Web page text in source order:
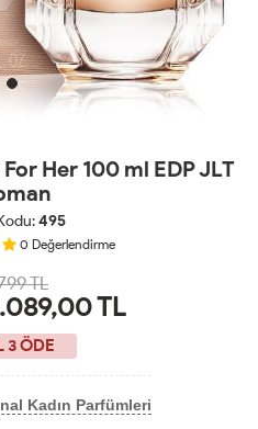
Her 100 ml EDP JLT
495
0 Değerlendirme
TL
TL
3 ÖDE
Kadın Parfümleri